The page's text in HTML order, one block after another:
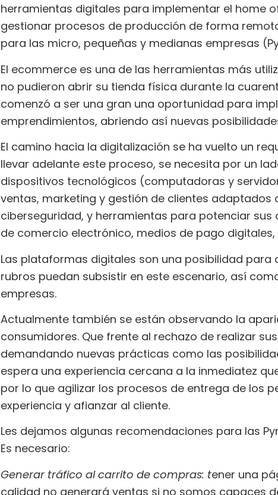
herramientas digitales para implementar el home
gestionar procesos de producción de forma
para las micro, pequeñas y medianas empresas
El ecommerce es una de las herramientas más
no pudieron abrir su tienda física durante la
comenzó a ser una gran una oportunidad para
emprendimientos, abriendo así nuevas
El camino hacia la digitalización se ha vuelto un
llevar adelante este proceso, se necesita por un
dispositivos tecnológicos (computadoras y
ventas, marketing y gestión de clientes
ciberseguridad, y herramientas para potenciar
de comercio electrónico, medios de pago digitales,
Las plataformas digitales son una posibilidad
rubros puedan subsistir en este escenario, así
empresas.
Actualmente también se están observando la
consumidores. Que frente al rechazo de realizar
demandando nuevas prácticas como las
espera una experiencia cercana a la inmediatez
por lo que agilizar los procesos de entrega de los
experiencia y afianzar al cliente.
Les dejamos algunas recomendaciones para las
Es necesario:
Generar tráfico al carrito de compras: tener una
calidad no generará ventas si no somos capaces